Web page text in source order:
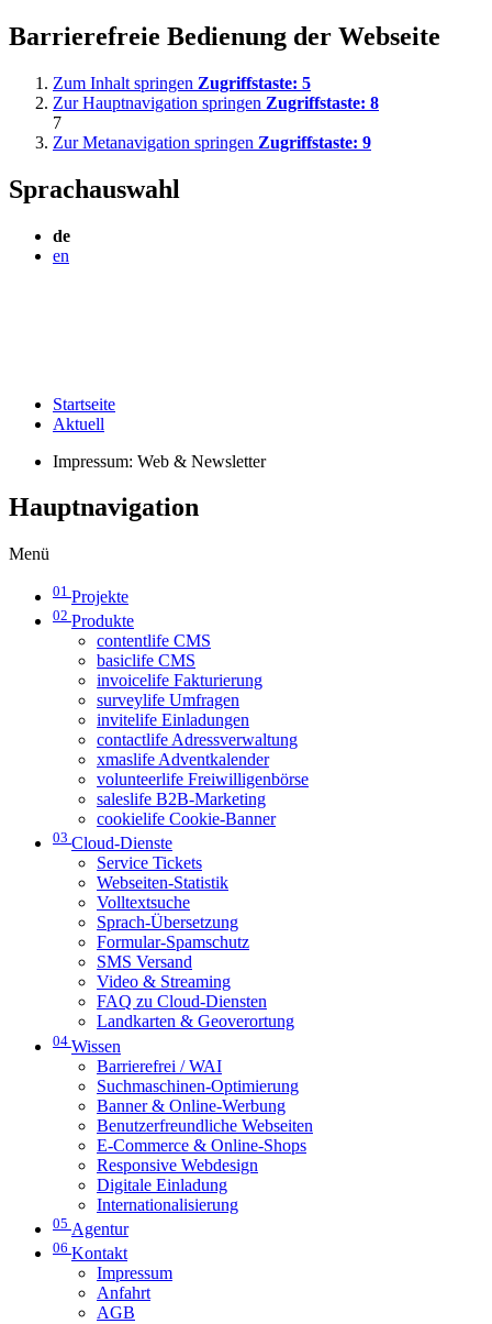
Barrierefreie Bedienung der Webseite
Zum Inhalt springen Zugriffstaste: 5
Zur Hauptnavigation springen Zugriffstaste: 8
7
Zur Metanavigation springen Zugriffstaste: 9
Sprachauswahl
de
en
Startseite
Aktuell
Impressum: Web & Newsletter
Hauptnavigation
Menü
01 Projekte
02 Produkte
contentlife CMS
basiclife CMS
invoicelife Fakturierung
surveylife Umfragen
invitelife Einladungen
contactlife Adressverwaltung
xmaslife Adventkalender
volunteerlife Freiwilligenbörse
saleslife B2B-Marketing
cookielife Cookie-Banner
03 Cloud-Dienste
Service Tickets
Webseiten-Statistik
Volltextsuche
Sprach-Übersetzung
Formular-Spamschutz
SMS Versand
Video & Streaming
FAQ zu Cloud-Diensten
Landkarten & Geoverortung
04 Wissen
Barrierefrei / WAI
Suchmaschinen-Optimierung
Banner & Online-Werbung
Benutzerfreundliche Webseiten
E-Commerce & Online-Shops
Responsive Webdesign
Digitale Einladung
Internationalisierung
05 Agentur
06 Kontakt
Impressum
Anfahrt
AGB